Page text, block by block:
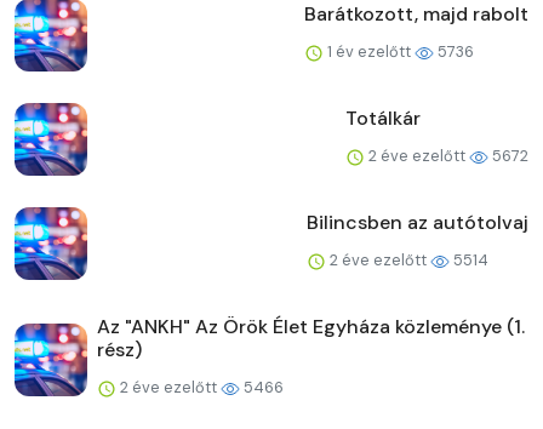
Barátkozott, majd rabolt
1 év ezelőtt 5736
Totálkár
2 éve ezelőtt 5672
Bilincsben az autótolvaj
2 éve ezelőtt 5514
Az "ANKH" Az Örök Élet Egyháza közleménye (1.
rész)
2 éve ezelőtt 5466